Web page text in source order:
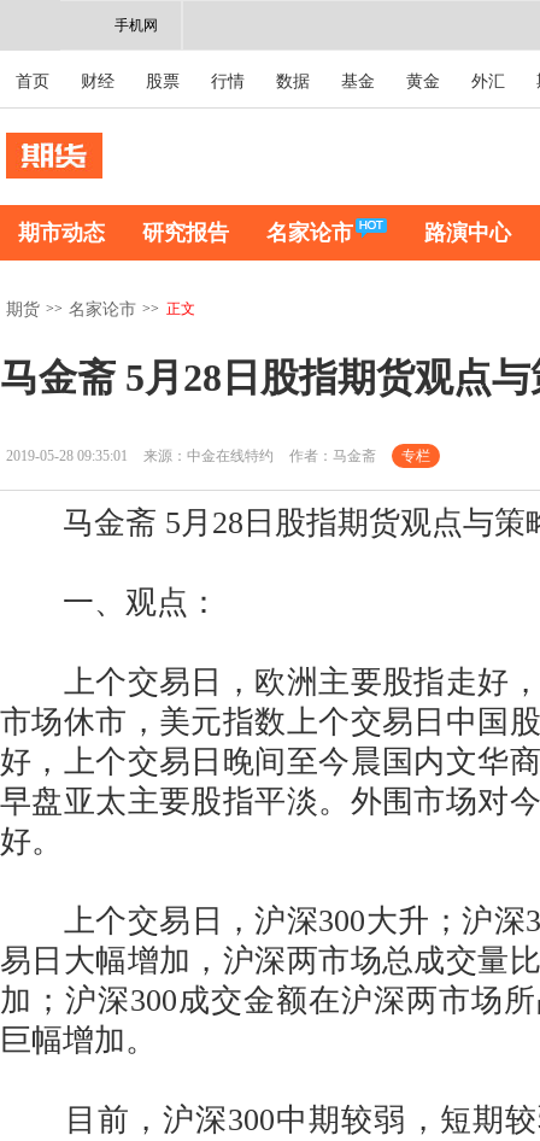
手机网
首页 财经 股票 行情 数据 基金 黄金 外汇
期市动态 研究报告 名家论市 路演中心
期货 >> 名家论市 >> 正文
马金斋 5月28日股指期货观点
2019-05-28 09:35:01 来源：中金在线特约 作者：马金斋 专栏
马金斋 5月28日股指期货观点与策
一、观点：
上个交易日，欧洲主要股指走好，
市场休市，美元指数上个交易日中国
好，上个交易日晚间至今晨国内文华
早盘亚太主要股指平淡。外围市场对
好。
上个交易日，沪深300大升；沪深
易日大幅增加，沪深两市场总成交量
加；沪深300成交金额在沪深两市场
巨幅增加。
目前，沪深300中期较弱，短期较